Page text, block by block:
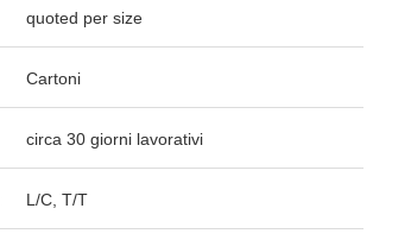
quoted per size
Cartoni
circa 30 giorni lavorativi
L/C, T/T